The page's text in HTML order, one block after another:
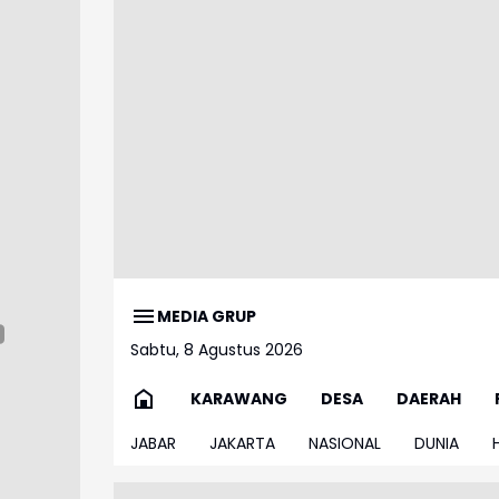
MEDIA GRUP
Sabtu, 8 Agustus 2026
KARAWANG DESA DAERAH
JABAR
JAKARTA NASIONAL DUNIA